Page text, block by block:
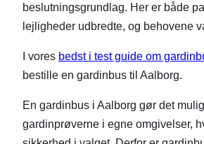
beslutningsgrundlag. Her er både
lejligheder udbredte, og behovene
I vores bedst i test guide om
bestille en gardinbus til Aalborg.
En gardinbus i Aalborg gør det
gardinprøverne i egne omgivelser,